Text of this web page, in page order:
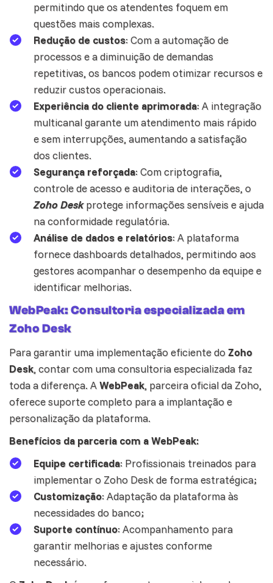
permitindo que os atendentes foquem em
questões mais complexas.
Redução de custos: Com a automação de
processos e a diminuição de demandas
repetitivas, os bancos podem otimizar recursos e
reduzir custos operacionais.
Experiência do cliente aprimorada: A integração
multicanal garante um atendimento mais rápido
e sem interrupções, aumentando a satisfação
dos clientes.
Segurança reforçada: Com criptografia,
controle de acesso e auditoria de interações, o
Zoho Deskprotege informações sensíveis e ajuda
na conformidade regulatória.
Análise de dados e relatórios: A plataforma
fornece dashboards detalhados, permitindo aos
gestores acompanhar o desempenho da equipe e
identificar melhorias.
WebPeak: Consultoria especializada em
Zoho Desk
Para garantir uma implementação eficiente do Zoho
Desk, contar com uma consultoria especializada faz
toda a diferença. AWebPeak, parceira oficial da Zoho,
oferece suporte completo para a implantação e
personalização da plataforma.
Benefícios da parceria com a WebPeak:
Equipe certificada: Profissionais treinados para
implementar o Zoho Deskde forma estratégica;
Customização: Adaptação da plataforma às
necessidades do banco;
Suporte contínuo: Acompanhamento para
garantir melhorias e ajustes conforme
necessário.